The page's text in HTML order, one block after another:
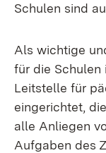
Schulen sind
Als wichtige
für die Schulen
Leitstelle für
eingerichtet,
alle Anliegen
Aufgaben des